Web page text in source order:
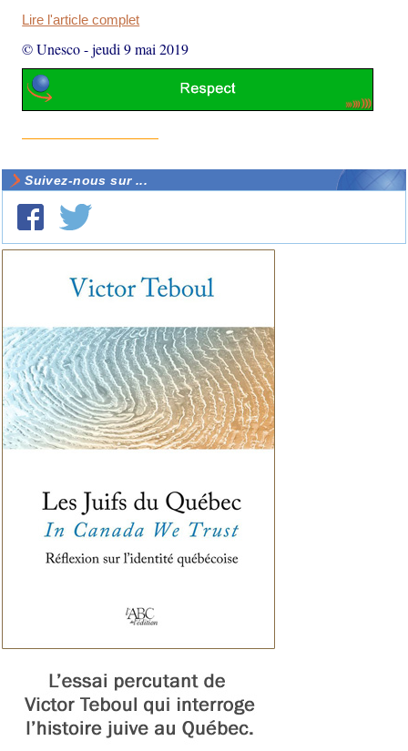
Lire l'article complet
© Unesco-jeudi 9 mai 2019
Suivez-nous sur ...